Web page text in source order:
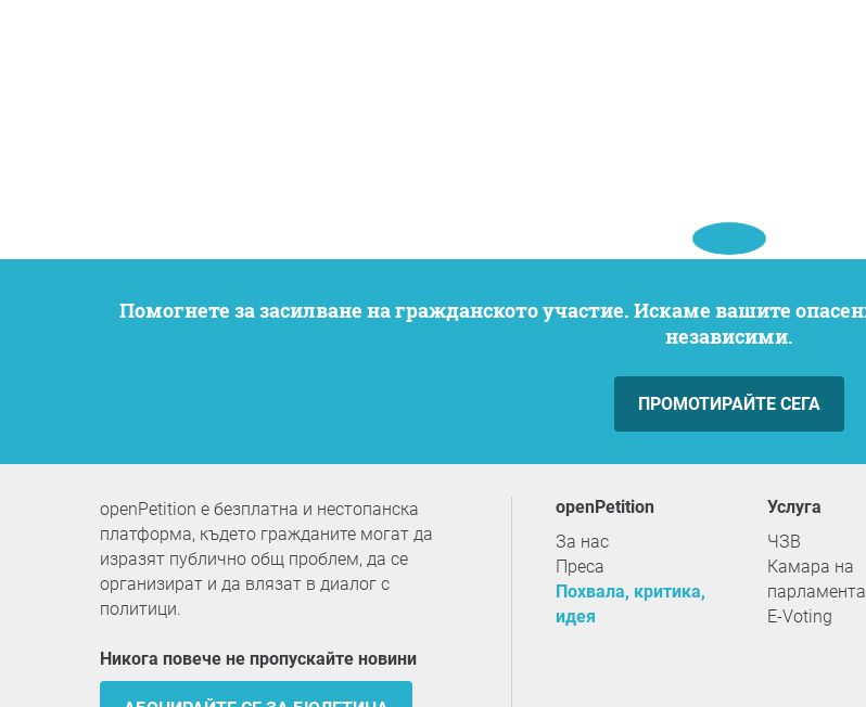
Помогнете за засилване на гражданското участие. Искаме вашите опасения да бъдат чути, като същевременно останем
независими.
ПРОМОТИРАЙТЕ СЕГА
openPetition е безплатна и нестопанска
платформа, където гражданите могат да
изразят публично общ проблем, да се
организират и да влязат в диалог с
политици.
Никога повече не пропускайте новини
openPetition
За нас
Преса
Похвала, критика,
идея
услуга
ЧЗВ
Камара на
парламента
E-Voting